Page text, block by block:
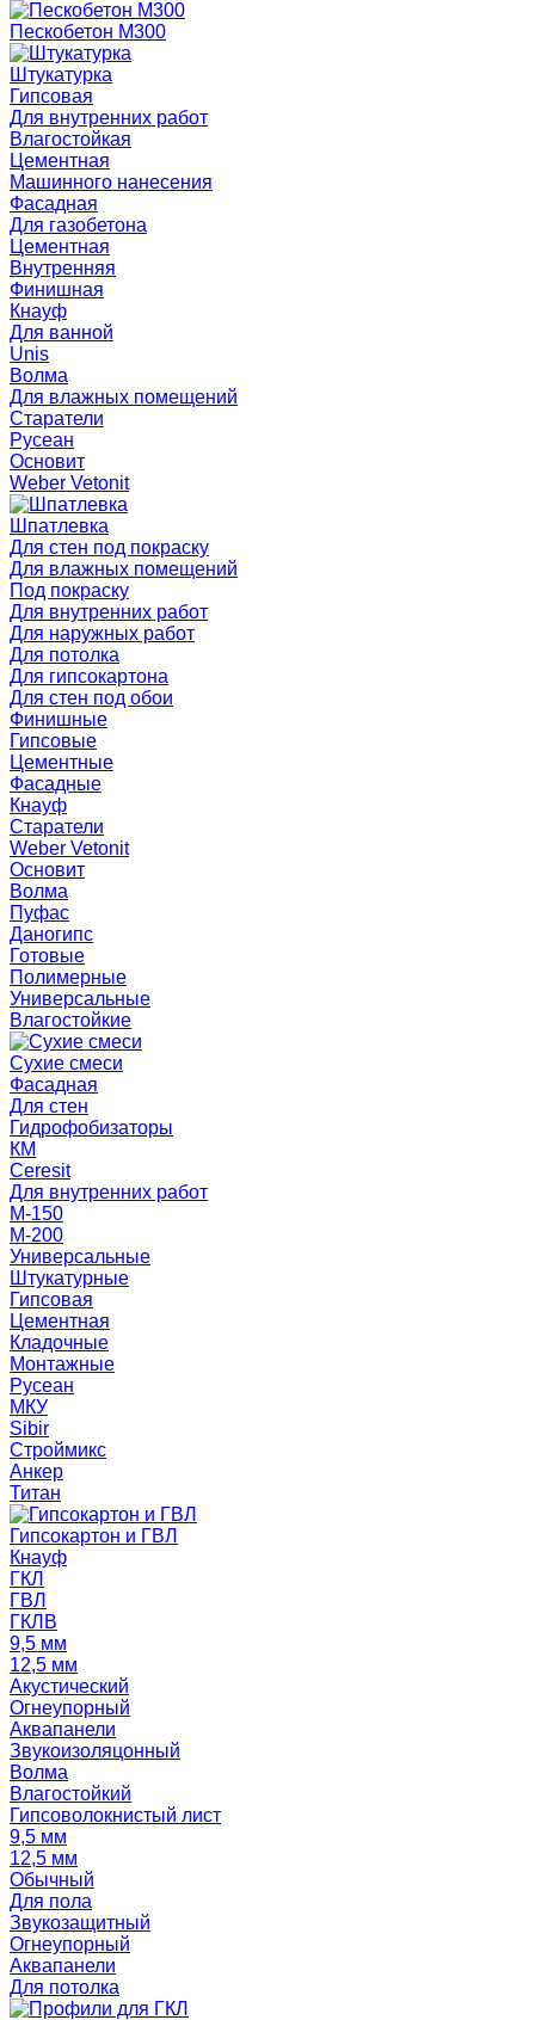
Пескобетон М300
Штукатурка
Гипсовая
Для внутренних работ
Влагостойкая
Цементная
Машинного нанесения
Фасадная
Для газобетона
Цементная
Внутренняя
Финишная
Кнауф
Для ванной
Unis
Волма
Для влажных помещений
Старатели
Русеан
Основит
Weber Vetonit
Шпатлевка
Для стен под покраску
Для влажных помещений
Под покраску
Для внутренних работ
Для наружных работ
Для потолка
Для гипсокартона
Для стен под обои
Финишные
Гипсовые
Цементные
Фасадные
Кнауф
Старатели
Weber Vetonit
Основит
Волма
Пуфас
Даногипс
Готовые
Полимерные
Универсальные
Влагостойкие
Сухие смеси
Фасадная
Для стен
Гидрофобизаторы
КМ
Ceresit
Для внутренних работ
М-150
М-200
Универсальные
Штукатурные
Гипсовая
Цементная
Кладочные
Монтажные
Русеан
МКУ
Sibir
Строймикс
Анкер
Титан
Гипсокартон и ГВЛ
Кнауф
ГКЛ
ГВЛ
ГКЛВ
9,5 мм
12,5 мм
Акустический
Огнеупорный
Аквапанели
Звукоизоляцонный
Волма
Влагостойкий
Гипсоволокнистый лист
9,5 мм
12,5 мм
Обычный
Для пола
Звукозащитный
Огнеупорный
Аквапанели
Для потолка